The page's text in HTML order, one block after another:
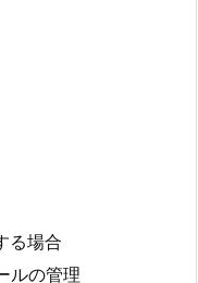
る場合
ルの管理